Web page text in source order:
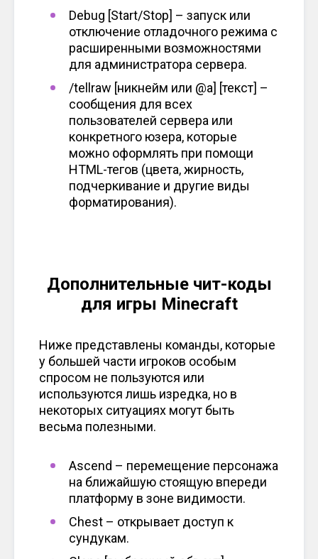
Debug [Start/Stop] – запуск или
отключение отладочного режима с
расширенными возможностями
для администратора сервера.
/tellraw [никнейм или @a] [текст] –
сообщения для всех
пользователей сервера или
конкретного юзера, которые
можно оформлять при помощи
HTML-тегов (цвета, жирность,
подчеркивание и другие виды
форматирования).
Дополнительные чит-коды
для игры Minecraft
Ниже представлены команды, которые
у большей части игроков особым
спросом не пользуются или
используются лишь изредка, но в
некоторых ситуациях могут быть
весьма полезными.
Ascend – перемещение персонажа
на ближайшую стоящую впереди
платформу в зоне видимости.
Chest – открывает доступ к
сундукам.